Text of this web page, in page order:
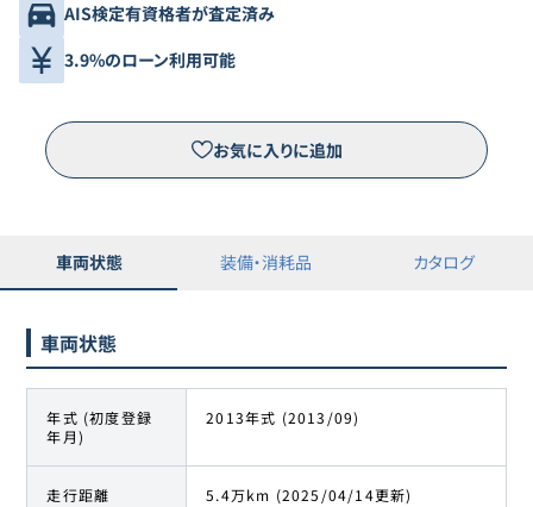
AIS検定有資格者が査定済み
3.9%のローン利用可能
お気に入りに追加
車両状態 装備・消耗品 カタログ
車両状態
年式 (初度登録
年月)
2013年式 (2013/09)
走行距離 5.4万km (2025/04/14更新)